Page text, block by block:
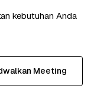
kebutuhan Anda
Meeting